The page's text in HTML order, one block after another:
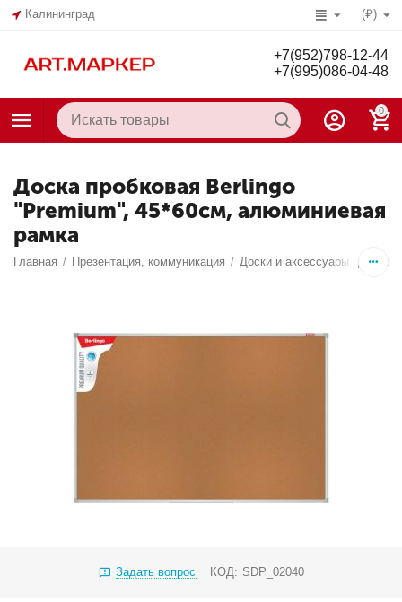
Калининград (₽)
+7(952)798-12-44
+7(995)086-04-48
0
Доска пробковая Berlingo
"Premium", 45*60см, алюминиевая
рамка
Главная / Презентация, коммуникация / Доски и аксессуары для
Задать вопрос КОД: SDP_02040